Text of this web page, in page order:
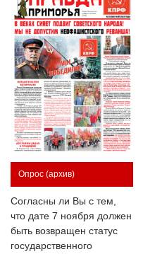
Опрос (архив)
Согласны ли Вы с тем,
что дате 7 ноября должен
быть возвращен статус
государственного